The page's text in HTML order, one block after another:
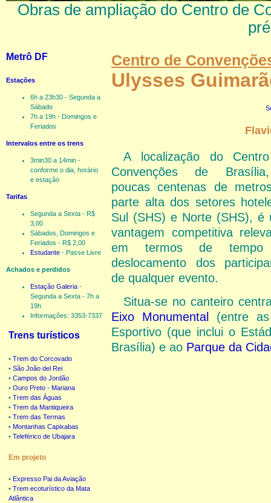
Obras de ampliação do Centro de
Metrô DF
Estações
6h a 23h30 - Segunda a
Sábado
7h a 19h - Domingos e
Feriados
Intervalos entre os trens
3min30 a 14min -
conforme o dia, horário
e estação
Tarifas
Segunda a Sexta - R$
3,00
Sábados, Domingos e
Feriados - R$ 2,00
Estudante - Passe Livre
Achados e perdidos
Estação Galeria -
Segunda a Sexta - 7h a
19h
Informações: 3353-7337
Trens turísticos
• Trem do Corcovado
• São João del Rei
• Campos do Jordão
• Ouro Preto - Mariana
• Trem das Águas
• Trem da Mantiqueira
• Trem das Termas
• Montanhas Capixabas
• Teleférico de Ubajara
Em projeto
• Expresso Pai da Aviação
• Trem ecoturístico da Mata
Atlântica
Centro de
Ulysses
A localização do
Convenções de
poucas centenas de
parte alta dos setores
Sul (SHS) e Norte (SHS), é
vantagem competitiva
em termos de
deslocamento dos
de qualquer evento.
Situa-se no canteiro
Eixo Monumental(entre
Esportivo (que inclui o
Brasília) e ao Parque da